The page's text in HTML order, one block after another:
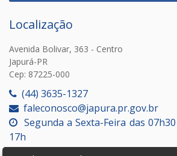
Localização
Avenida Bolivar, 363 - Centro
Japurá-PR
Cep: 87225-000
(44) 3635-1327
faleconosco@japura.pr.gov.br
Segunda a Sexta-Feira das
17h